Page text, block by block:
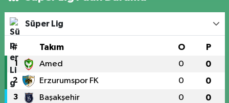
Süper Lig
# Takım O P
1 Amed 0 0
2 Erzurumspor FK 0 0
3 Başakşehir 0 0